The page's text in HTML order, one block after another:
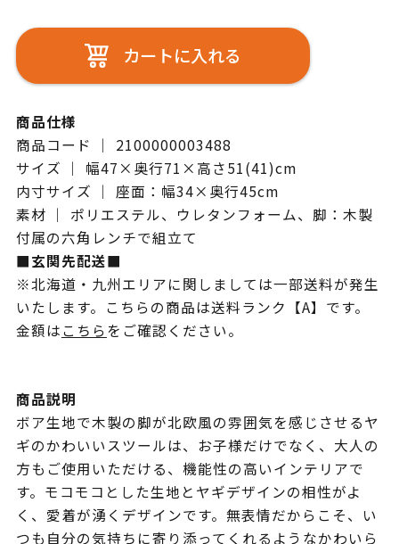
カートに入れる
商品仕様
商品コード ｜ 2100000003488
サイズ ｜ 幅47×奥行71×高さ51(41)cm
内寸サイズ ｜ 座面：幅34×奥行45cm
素材 ｜ ポリエステル、ウレタンフォーム、脚：木製
付属の六角レンチで組立て
■玄関先配送■
※北海道・九州エリアに関しましては一部送料が発生
いたします。こちらの商品は送料ランク【A】です。
金額はこちらをご確認ください。
商品説明
ボア生地で木製の脚が北欧風の雰囲気を感じさせるヤ
ギのかわいいスツールは、お子様だけでなく、大人の
方もご使用いただける、機能性の高いインテリアで
す。モコモコとした生地とヤギデザインの相性がよ
く、愛着が湧くデザインです。無表情だからこそ、い
つも自分の気持ちに寄り添ってくれるようなかわいら